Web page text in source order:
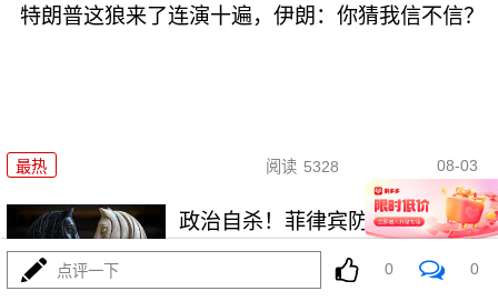
特朗普这狼来了连演十遍，伊朗：你猜我信不信？
最热 阅读 5328 08-03
政治自杀！菲律宾防长，你这是
在给菲律宾掘墓！
点评一下 0 0